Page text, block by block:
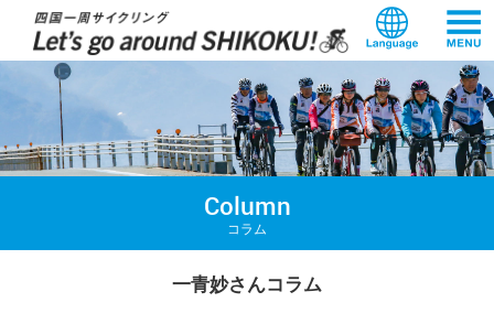
プ
Column
コラム
一青妙さんコラム